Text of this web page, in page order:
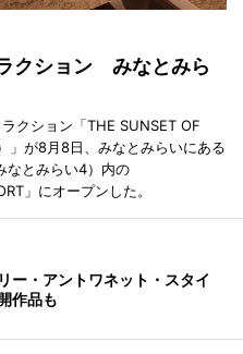
クション みなとみら
クション「THE SUNSET OF
」が8月8日、みなとみらいにある
なとみらい4）内の
」にオープンした。
ー・アントワネット・スタイ
作品も